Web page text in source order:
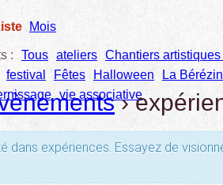
Mois
: Tous ateliers Chantiers
festival Fêtes Halloween
La
vie associative
›
dans expériences. Essayez de